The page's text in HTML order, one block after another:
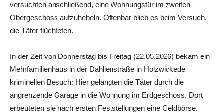
versuchten anschließend, eine Wohnungstür im zweiten
Obergeschoss aufzuhebeln. Offenbar blieb es beim Versuch,
die Täter flüchteten.
In der Zeit von Donnerstag bis Freitag (22.05.2026) bekam ein
Mehrfamilienhaus in der Dahlienstraße in Holzwickede
kriminellen Besuch: Hier gelangten die Täter durch die
angrenzende Garage in die Wohnung im Erdgeschoss. Dort
erbeuteten sie nach ersten Feststellungen eine Geldbörse.